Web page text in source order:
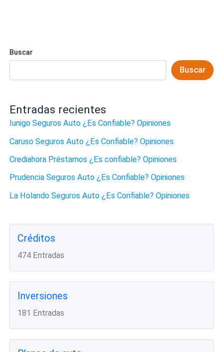
Buscar
Buscar
Entradas recientes
Iunigo Seguros Auto ¿Es Confiable? Opiniones
Caruso Seguros Auto ¿Es Confiable? Opiniones
Crediahora Préstamos ¿Es confiable? Opiniones
Prudencia Seguros Auto ¿Es Confiable? Opiniones
La Holando Seguros Auto ¿Es Confiable? Opiniones
Créditos
474 Entradas
Inversiones
181 Entradas